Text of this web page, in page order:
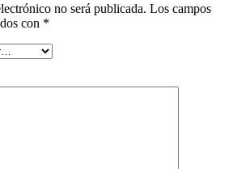
no será publicada. Los campos
con *